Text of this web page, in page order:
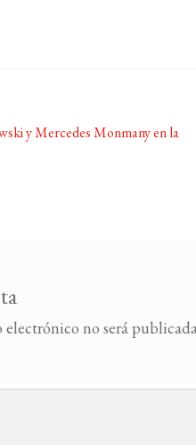
y Mercedes Monmany en la
no será